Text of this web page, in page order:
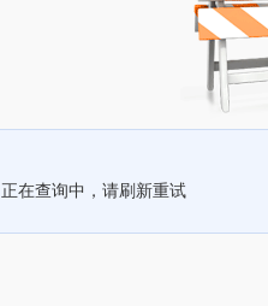
正在查询中，请刷新重试